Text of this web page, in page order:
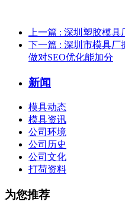
上一篇 : 深圳塑胶模具
下一篇 : 深圳市模具厂
做对SEO优化能加分
新闻
模具动态
模具资讯
公司环境
公司历史
公司文化
打荷资料
为您推荐